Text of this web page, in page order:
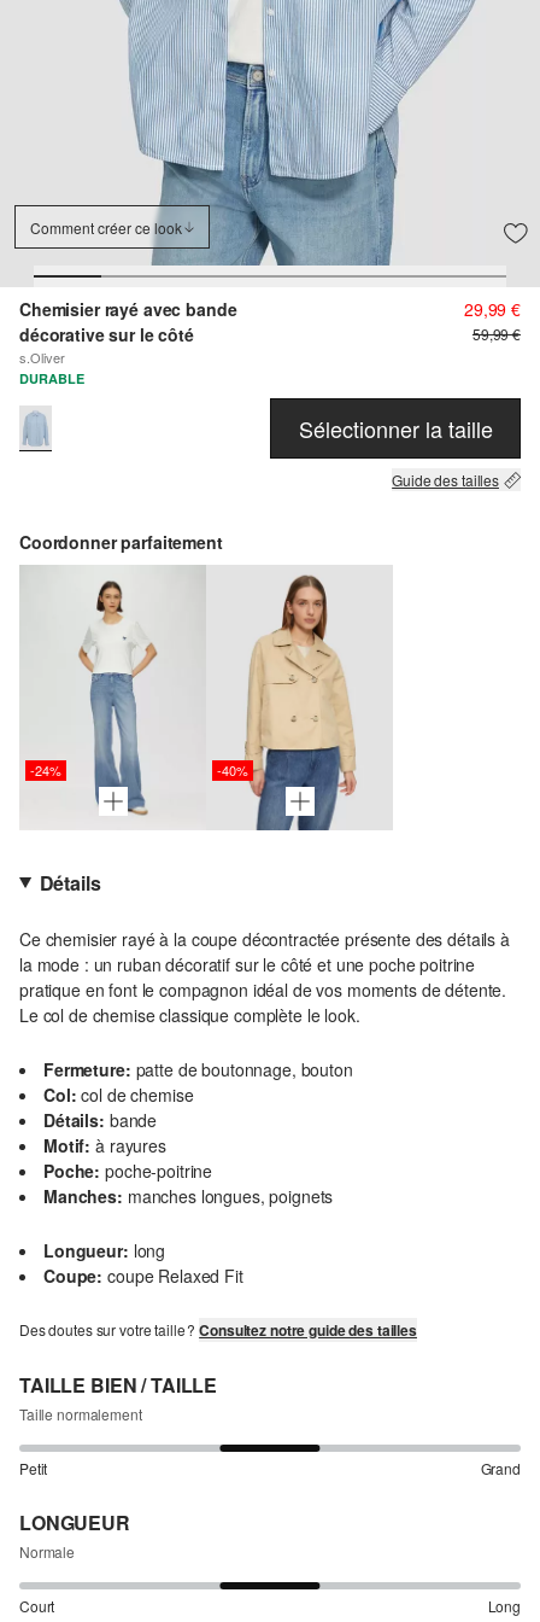
Comment créer ce look
Chemisier rayé avec bande
décorative sur le côté
s.Oliver
29,99 €
59,99 €
DURABLE
Sélectionner la taille
Guide des tailles
Coordonner parfaitement
-24% -40%
Détails
Ce chemisier rayé à la coupe décontractée présente des détails à
la mode : un ruban décoratif sur le côté et une poche poitrine
pratique en font le compagnon idéal de vos moments de détente.
Le col de chemise classique complète le look.
Fermeture: patte de boutonnage, bouton
Col: col de chemise
Détails: bande
Motif: à rayures
Poche: poche-poitrine
Manches: manches longues, poignets
Longueur: long
Coupe: coupe Relaxed Fit
Des doutes sur votre taille ?Consultez notre guide des tailles
TAILLE BIEN / TAILLE
Taille normalement
Petit Grand
LONGUEUR
Normale
Court Long